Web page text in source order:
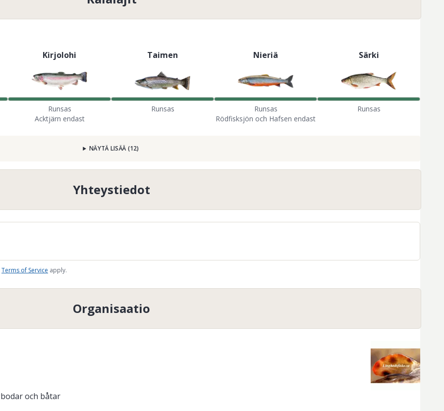
Kirjolohi
Runsas
Acktjärn endast
Taimen
Runsas
Nieriä
Runsas
Rödfisksjön och Hafsen endast
Särki
Runsas
NÄYTÄ LISÄÄ (12)
Yhteystiedot
Terms of Service apply.
Organisaatio
och båtar